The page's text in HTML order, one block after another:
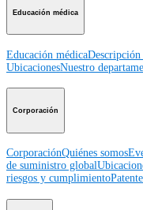
Educación médica
Educación médicaDescripción
UbicacionesNuestro
Corporación
CorporaciónQuiénes somos
de suministro global
riesgos y cumplimiento